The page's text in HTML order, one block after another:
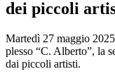
dei piccoli
Martedì 27 maggio
plesso “C. Alberto”, la
dai piccoli artisti.